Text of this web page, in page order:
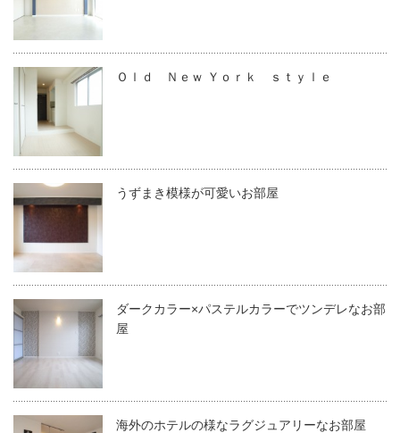
Ｏｌｄ Ｎｅｗ Ｙｏｒｋ ｓｔｙｌｅ
うずまき模様が可愛いお部屋
ダークカラー×パステルカラーでツンデレなお部
屋
海外のホテルの様なラグジュアリーなお部屋